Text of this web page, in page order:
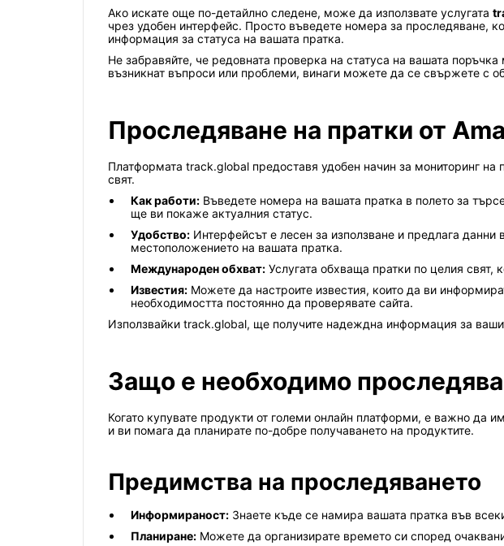
Ако искате още по-детайлно следене, може да използвате услугата
чрез удобен интерфейс. Просто въведете номера за проследяване,
информация за статуса на вашата пратка.
Не забравяйте, че редовната проверка на статуса на вашата
възникнат въпроси или проблеми, винаги можете да се свържете с
Проследяване на пратки от
Платформата track.global предоставя удобен начин за мониторинг
свят.
Как работи: Въведете номера на вашата пратка в полето за
ще ви покаже актуалния статус.
Удобство: Интерфейсът е лесен за използване и предлага
местоположението на вашата пратка.
Международен обхват: Услугата обхваща пратки по целия свят,
Известия: Можете да настроите известия, които да ви
необходимостта постоянно да проверявате сайта.
Използвайки track.global, ще получите надеждна информация за
Защо е необходимо
Когато купувате продукти от големи онлайн платформи, е важно да
и ви помага да планирате по-добре получаването на продуктите.
Предимства на проследяването
Информираност: Знаете къде се намира вашата пратка във
Планиране: Можете да организирате времето си според